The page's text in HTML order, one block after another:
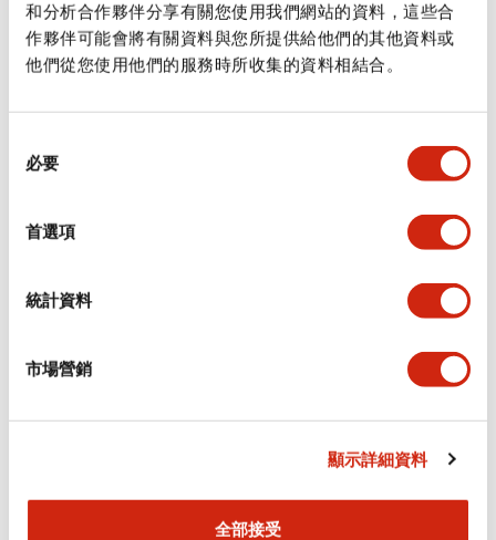
和分析合作夥伴分享有關您使用我們網站的資料，這些合
作夥伴可能會將有關資料與您所提供給他們的其他資料或
他們從您使用他們的服務時所收集的資料相結合。
必要
首選項
統計資料
市場營銷
顯示詳細資料
全部接受
規格 顯示全部
審美規範
安裝和安裝規範
認證與標準